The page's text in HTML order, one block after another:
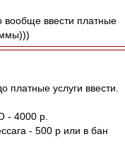
вообще ввести платные
платные услуги ввести.
- 4000 р.
- 500 р или в бан